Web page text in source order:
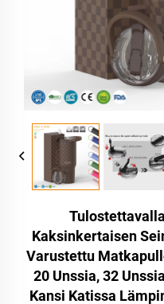
Kaksinkertaisen
Varustettu
20 Unssia, 32
Kansi Katissa